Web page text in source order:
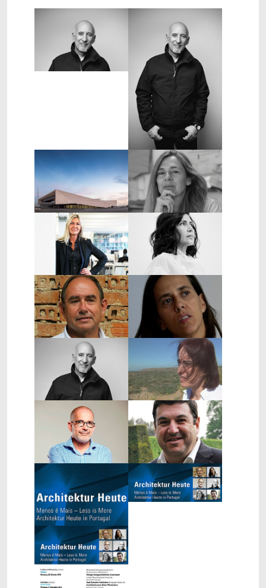
Show larger version Show larger version
Show larger version Show larger version
Show larger version Show larger version
Show larger version Show larger version
Show larger version Show larger version
Show larger version Show larger version
Show larger version